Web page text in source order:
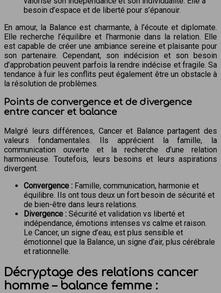
besoin d’espace et de liberté pour s’épanouir.
En amour, la Balance est charmante, à l’écoute et diplomate.
Elle recherche l’équilibre et l’harmonie dans la relation. Elle
est capable de créer une ambiance sereine et plaisante pour
son partenaire. Cependant, son indécision et son besoin
d’approbation peuvent parfois la rendre indécise et fragile. Sa
tendance à fuir les conflits peut également être un obstacle à
la résolution de problèmes.
Points de convergence et de divergence
entre cancer et balance
Malgré leurs différences, Cancer et Balance partagent des
valeurs fondamentales. Ils apprécient la famille, la
communication ouverte et la recherche d’une relation
harmonieuse. Toutefois, leurs besoins et leurs aspirations
divergent.
Convergence : Famille, communication, harmonie et
équilibre. Ils ont tous deux un fort besoin de sécurité et
de bien-être dans leurs relations.
Divergence : Sécurité et validation vs liberté et
indépendance, émotions intenses vs calme et raison.
Le Cancer, un signe d’eau, est plus sensible et
émotionnel que la Balance, un signe d’air, plus cérébrale
et rationnelle.
Décryptage des relations cancer
homme – balance femme :